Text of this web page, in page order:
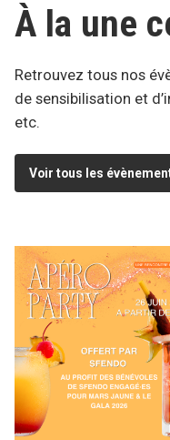
À la une
Retrouvez tous nos
de sensibilisation et
etc.
Voir tous les